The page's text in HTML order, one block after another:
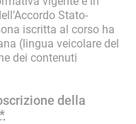
Stato-
iscritta al corso ha
(lingua veicolare del
dei contenuti
della
*